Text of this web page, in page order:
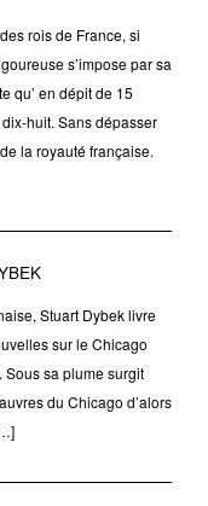
rois de France, si
s’impose par sa
qu’ en dépit de 15
huit. Sans dépasser
la royauté française.
Stuart Dybek livre
sur le Chicago
sa plume surgit
du Chicago d’alors